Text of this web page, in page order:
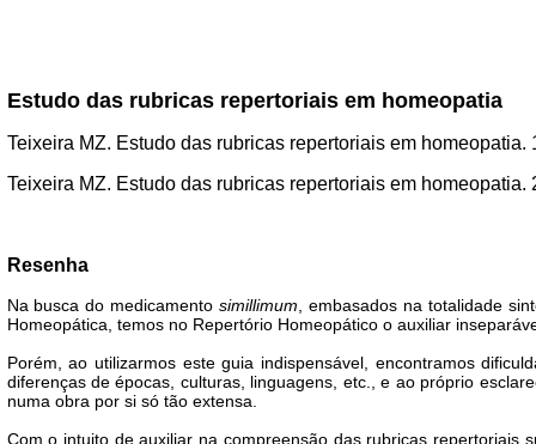
Estudo das rubricas repertoriais em homeopatia
Teixeira MZ. Estudo das rubricas repertoriais em
Teixeira MZ. Estudo das rubricas repertoriais em
Resenha
Na busca do medicamentosimillimum , embasados na totalidade
Homeopática, temos no Repertório Homeopático o auxiliar
Porém, ao utilizarmos este guia indispensável, encontramos
diferenças de épocas, culturas, linguagens, etc., e ao próprio
numa obra por si só tão extensa.
Com o intuito de auxiliar na compreensão das rubricas repertoriais